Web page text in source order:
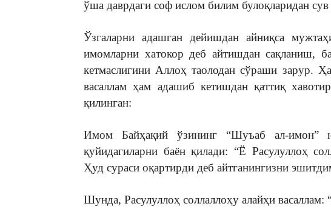
ўша даврдаги соф ислом билим булоқларидан
Ўзгаларни адашган дейишдан айниқса
имомларни хатокор деб айтишдан сақланиш,
кетмаслигини Аллоҳ таолодан сўраши зарур.
васаллам ҳам адашиб кетишдан қаттиқ
қилинган:
Имом Байҳақий ўзининг “Шуъаб ал-имон”
қуйидагиларни баён қилади: “Ё Расулуллоҳ
Ҳуд сураси оқартирди деб айтганингизни
Шунда, Расулуллоҳ соллаллоҳу алайҳи